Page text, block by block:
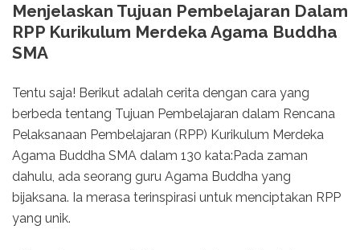
Menjelaskan Tujuan Pembelajaran Dalam
RPP Kurikulum Merdeka Agama Buddha
SMA
Tentu saja! Berikut adalah cerita dengan cara yang
berbeda tentang Tujuan Pembelajaran dalam Rencana
Pelaksanaan Pembelajaran (RPP) Kurikulum Merdeka
Agama Buddha SMA dalam 130 kata:Pada zaman
dahulu, ada seorang guru Agama Buddha yang
bijaksana. Ia merasa terinspirasi untuk menciptakan RPP
yang unik.